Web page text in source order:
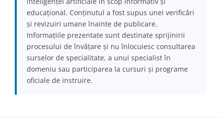
educațional. Conținutul a fost supus unei verificări
și revizuiri umane înainte de publicare.
Informațiile prezentate sunt destinate sprijinirii
procesului de învățare și nu înlocuiesc consultarea
surselor de specialitate, a unui specialist în
domeniu sau participarea la cursuri și programe
oficiale de instruire.